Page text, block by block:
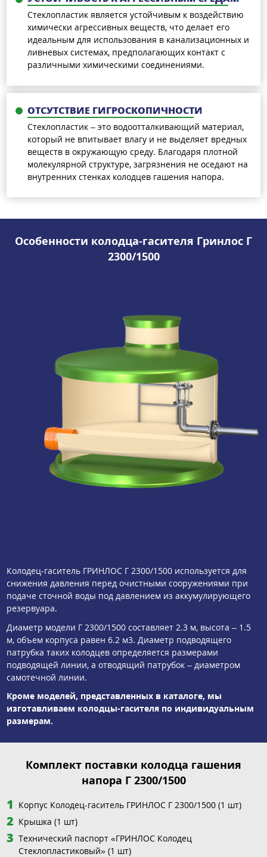
Стеклопластик является устойчивым к воздействию
химически агрессивных веществ, что делает его
идеальным для использования в канализационных и
ливневых системах, предполагающих контакт с
различными химическими соединениями.
ОТСУТСТВИЕ ГИГРОСКОПИЧНОСТИ
Стеклопластик – это водоотталкивающий материал,
который не впитывает влагу и не выделяет вредных
веществ в окружающую среду. Благодаря плотной
молекулярной структуре, загрязнения не оседают на
внутренних стенках колодцев гашения напора.
Особенности колодца-гасителя Гринлос Г
2300/1500
Колодец-гаситель ГРИНЛОС Г 2300/1500 используется для
снижения давления перед очистными сооружениями при
подаче сточной воды под давлением из аккумулирующего
резервуара.
Диаметр модели Г 2300/1500 составляет 2.3 м, высота – 1.5
м, объем корпуса равен 6.2 м3. Диаметр подводящего
патрубка таких колодцев определяется размерами
подводящей линии, а отводящий патрубок – диаметром
самотечной линии.
Кроме моделей, представленных в каталоге, мы
изготавливаем колодцы-гасителя по индивидуальным
размерам.
Комплект поставки колодца гашения
напора Г 2300/1500
Корпус Колодец-гаситель ГРИНЛОС Г 2300/1500 (1 шт)
Крышка (1 шт)
Технический паспорт «ГРИНЛОС Колодец
Стеклопластиковый» (1 шт)